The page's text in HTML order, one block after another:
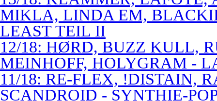
MIKLA, LINDA EM,
LEAST TEIL II
12/18: HØRD, BUZZ KULL,
MEINHOFF, HOLYGRAM -
11/18: RE-FLEX, !DISTAIN,
SCANDROID - SYNTHIE-